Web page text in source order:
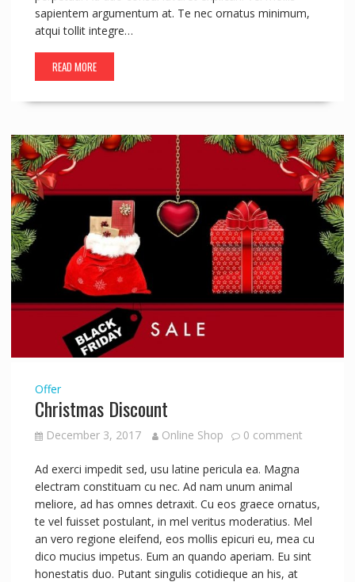
sapientem argumentum at. Te nec ornatus minimum,
atqui tollit integre…
READ MORE
Offer
Christmas Discount
December 3, 2017 Online Shop 0 comment
Ad exerci impedit sed, usu latine pericula ea. Magna
electram constituam cu nec. Ad nam unum animal
meliore, ad has omnes detraxit. Cu eos graece ornatus,
te vel fuisset postulant, in mel veritus moderatius. Mel
an vero regione eleifend, eos mollis epicuri eu, mea cu
dico mucius impetus. Eum an quando aperiam. Eu sint
honestatis duo. Putant singulis cotidieque an his, at